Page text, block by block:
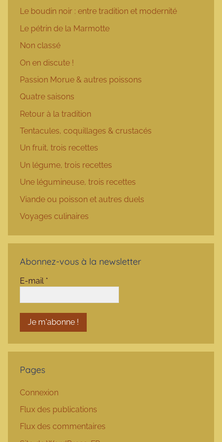
Le boudin noir : entre tradition et modernité
Le pétrin de la Marmotte
Non classé
On en discute !
Passion Morue & autres poissons
Quatre saisons
Retour à la tradition
Tentacules, coquillages & crustacés
Un fruit, trois recettes
Un légume, trois recettes
Une légumineuse, trois recettes
Viande ou poisson et autres duels
Voyages culinaires
Abonnez-vous à la newsletter
E-mail *
Pages
Connexion
Flux des publications
Flux des commentaires